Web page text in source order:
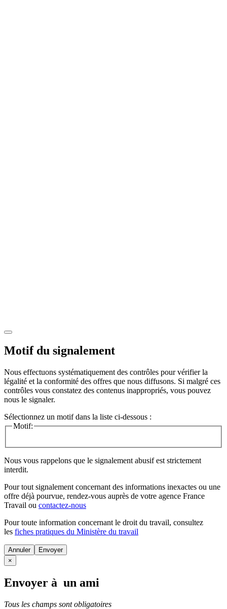
Motif du signalement
Nous effectuons systématiquement des contrôles pour vérifier la
légalité et la conformité des offres que nous diffusons. Si malgré ces
contrôles vous constatez des contenus inappropriés, vous pouvez
nous le signaler.
Sélectionnez un motif dans la liste ci-dessous :
Motif:
Nous vous rappelons que le signalement abusif est strictement
interdit.
Pour tout signalement concernant des informations inexactes ou une
offre déjà pourvue, rendez-vous auprès de votre agence France
Travail ou contactez-nous
Pour toute information concernant le droit du travail, consultez
les fiches pratiques du Ministère du travail
Annuler
×
Envoyer à un ami
Tous les champs sont obligatoires